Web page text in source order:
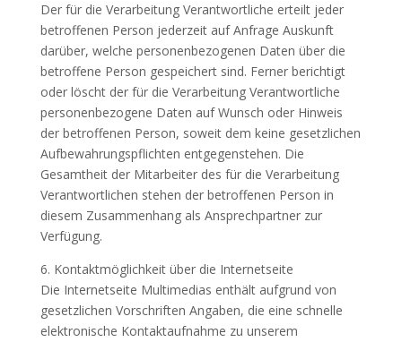
Der für die Verarbeitung Verantwortliche erteilt jeder
betroffenen Person jederzeit auf Anfrage Auskunft
darüber, welche personenbezogenen Daten über die
betroffene Person gespeichert sind. Ferner berichtigt
oder löscht der für die Verarbeitung Verantwortliche
personenbezogene Daten auf Wunsch oder Hinweis
der betroffenen Person, soweit dem keine gesetzlichen
Aufbewahrungspflichten entgegenstehen. Die
Gesamtheit der Mitarbeiter des für die Verarbeitung
Verantwortlichen stehen der betroffenen Person in
diesem Zusammenhang als Ansprechpartner zur
Verfügung.
6. Kontaktmöglichkeit über die Internetseite
Die Internetseite Multimedias enthält aufgrund von
gesetzlichen Vorschriften Angaben, die eine schnelle
elektronische Kontaktaufnahme zu unserem